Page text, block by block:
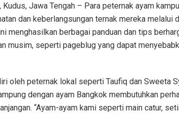
Jawa Tengah – Para peternak ayam
dan keberlangsungan ternak mereka
menghasilkan berbagai panduan dan tips
musim, seperti pageblug yang dapat
oleh peternak lokal seperti Taufiq dan Sweeta
dengan ayam Bangkok membutuhkan
“Ayam-ayam kami seperti main catur,